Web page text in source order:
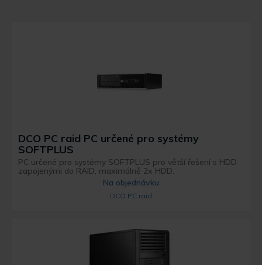
DCO PC raid PC určené pro systémy
SOFTPLUS
PC určené pro systémy SOFTPLUS pro větší řešení s HDD
zapojenými do RAID, maximálně 2x HDD.
Na objednávku
DCO PC raid